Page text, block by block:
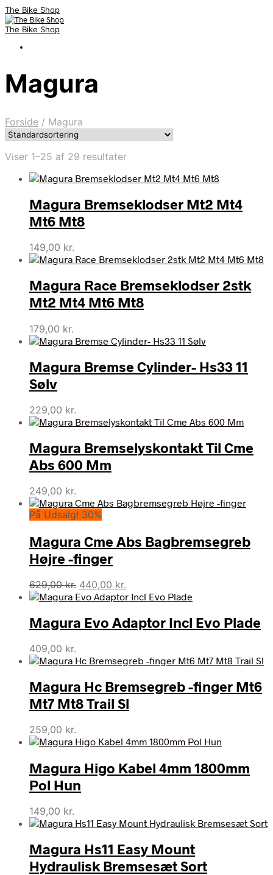
The Bike Shop
The Bike Shop
Magura
Forside / Magura
Viser 1–25 af 29 resultater
Magura Bremseklodser Mt2 Mt4
Mt6 Mt8
149,00 kr.
Magura Race Bremseklodser 2stk
Mt2 Mt4 Mt6 Mt8
179,00 kr.
Magura Bremse Cylinder- Hs33 11
Sølv
229,00 kr.
Magura Bremselyskontakt Til Cme
Abs 600 Mm
249,00 kr.
På Udsalg! 30%
Magura Cme Abs Bagbremsegreb
Højre -finger
629,00kr. Den
oprindelige
var:
629,00 kr..
440,00 kr.
aktuelle
er:
440,00 kr..
Magura Evo Adaptor Incl Evo Plade
409,00 kr.
Magura Hc Bremsegreb -finger Mt6
Mt7 Mt8 Trail Sl
259,00 kr.
Magura Higo Kabel 4mm 1800mm
Pol Hun
149,00 kr.
Magura Hs11 Easy Mount
Hydraulisk Bremsesæt Sort